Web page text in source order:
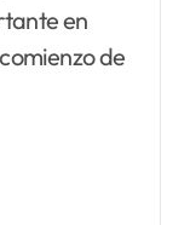
en
de